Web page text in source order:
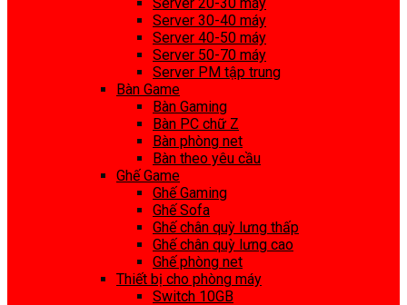
Server 30-40 máy
Server 40-50 máy
Server 50-70 máy
Server PM tập trung
Bàn Game
Bàn Gaming
Bàn PC chữ Z
Bàn phòng net
Bàn theo yêu cầu
Ghế Game
Ghế Gaming
Ghế Sofa
Ghế chân quỳ lưng thấp
Ghế chân quỳ lưng cao
Ghế phòng net
Thiết bị cho phòng máy
Switch 10GB